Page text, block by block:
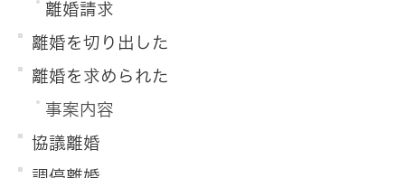
離婚請求
離婚を切り出した
離婚を求められた
事案内容
協議離婚